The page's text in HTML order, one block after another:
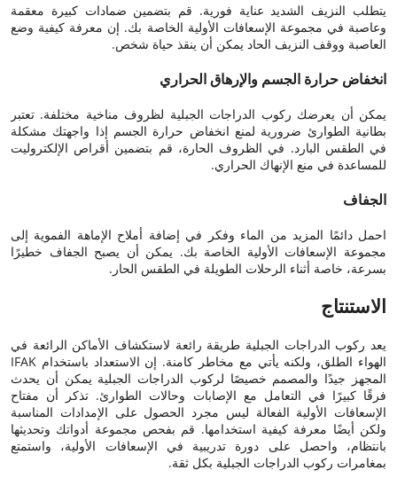
يتطلب النزيف الشديد عناية فورية. قم بتضمين ضمادات كبيرة معقمة
وعاصبة في مجموعة الإسعافات الأولية الخاصة بك. إن معرفة كيفية وضع
العاصبة ووقف النزيف الحاد يمكن أن ينقذ حياة شخص.
انخفاض حرارة الجسم والإرهاق الحراري
يمكن أن يعرضك ركوب الدراجات الجبلية لظروف مناخية مختلفة. تعتبر
بطانية الطوارئ ضرورية لمنع انخفاض حرارة الجسم إذا واجهتك مشكلة
في الطقس البارد. في الظروف الحارة، قم بتضمين أقراص الإلكتروليت
للمساعدة في منع الإنهاك الحراري.
الجفاف
احمل دائمًا المزيد من الماء وفكر في إضافة أملاح الإماهة الفموية إلى
مجموعة الإسعافات الأولية الخاصة بك. يمكن أن يصبح الجفاف خطيرًا
بسرعة، خاصة أثناء الرحلات الطويلة في الطقس الحار.
الاستنتاج
يعد ركوب الدراجات الجبلية طريقة رائعة لاستكشاف الأماكن الرائعة في
الهواء الطلق، ولكنه يأتي مع مخاطر كامنة. إن الاستعداد باستخدام IFAK
المجهز جيدًا والمصمم خصيصًا لركوب الدراجات الجبلية يمكن أن يحدث
فرقًا كبيرًا في التعامل مع الإصابات وحالات الطوارئ. تذكر أن مفتاح
الإسعافات الأولية الفعالة ليس مجرد الحصول على الإمدادات المناسبة
ولكن أيضًا معرفة كيفية استخدامها. قم بفحص مجموعة أدواتك وتحديثها
بانتظام، واحصل على دورة تدريبية في الإسعافات الأولية، واستمتع
بمغامرات ركوب الدراجات الجبلية بكل ثقة.